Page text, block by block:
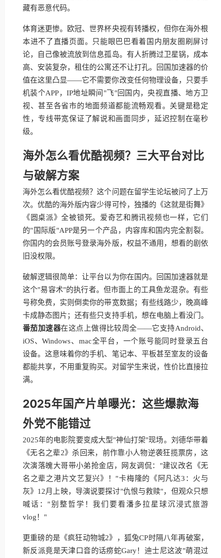
藏有恶意代码。
体育迷更惨。欧冠、世界杯央视有转播权，但你在海外根
本进不了直播页面。只能眼巴巴看着国内朋友圈刷屏讨
论，自己像被流放到信息孤岛。有人折腾过卫星锅，成本
高、安装复杂，租住的公寓还不让打孔。回国加速器的价
值在这里凸显——它不需要你改变任何物理设备，只要手
机装个APP，IP地址瞬间"飞"回国内，央视直播、地方卫
视、甚至各省市的地面频道都能流畅观看。关键是稳定
性，专线带宽保证了解说和画面同步，延迟控制在毫秒
级。
海外怎么看优酷视频？三大平台对比
与破解方案
海外怎么看优酷视频？这个问题在留学生论坛被问了上万
次。优酷的海外版内容少得可怜，独播的《这就是街舞》
《圆桌派》全被锁死。爱奇艺和腾讯视频也一样，它们
的"国际版"APP是另一个产品，内容库和国内完全割裂。
你国内的会员账号登录海外版，权益不通用，想看的剧依
旧没权限。
破解逻辑很简单：让平台以为你在国内。回国加速器就是
这个"易容术"的执行者。但市面上的工具鱼龙混杂。有些
号称免费，实则倒卖你的带宽数据；有些线路少，晚高峰
卡成静态图片；还有些只支持手机，想在电脑上看没门。
番茄加速器在这点上做得比较周全——它支持Android、
iOS、Windows、mac全平台，一个账号能同时登录五台
设备。这意味着你的手机、笔记本、平板甚至室友的设备
都能共享，不用重复购买。对留学生来说，性价比直接拉
满。
2025年国产片单曝光：这些爆款海
外党不能错过
2025年的电影院要变成大型"神仙打架"现场。刘德华带着
《无名之辈2》杀回来，前作靠小人物逆袭狂揽票房，这
次演落魄大哥带小弟抢金店，网友调侃："建议改名《无
名之辈之港片文艺复兴》！"卡梅隆的《阿凡达3：火与
灰》12月上映，导演说要探讨"仇恨与救赎"，但观众只想
喊话："别整哲学！我们要看潘多拉星球沉浸式旅游
vlog！"
更重磅的是《疯狂动物城2》，狐兔CP时隔八年再破案，
新反派竟是天津口音的话痨蛇Gary！迪士尼这波"萌混过